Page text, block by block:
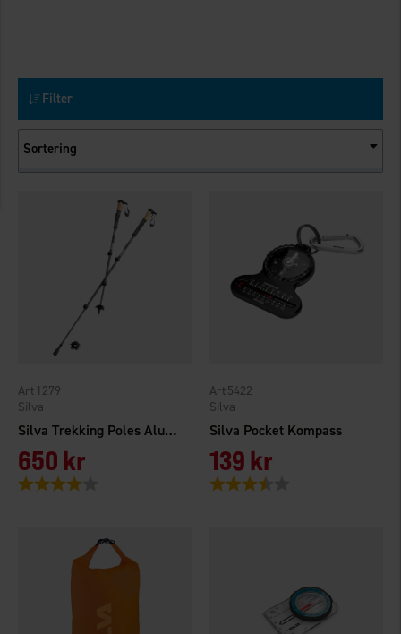
Filter
Sortering
Silva Trekking Poles Aluminium Cork
Silva
1279
650 kr
Betyg:
Silva Pocket Kompass
Silva
5422
139 kr
Betyg: